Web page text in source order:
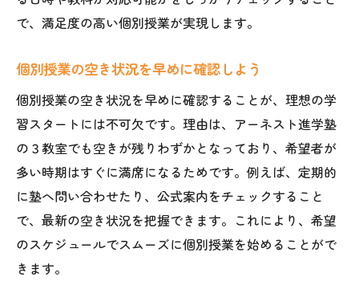
で、満足度の高い個別授業が実現します。
個別授業の空き状況を早めに確認しよう
個別授業の空き状況を早めに確認することが、理想の学
習スタートには不可欠です。理由は、アーネスト進学塾
の３教室でも空きが残りわずかとなっており、希望者が
多い時期はすぐに満席になるためです。例えば、定期的
に塾へ問い合わせたり、公式案内をチェックすること
で、最新の空き状況を把握できます。これにより、希望
のスケジュールでスムーズに個別授業を始めることがで
きます。